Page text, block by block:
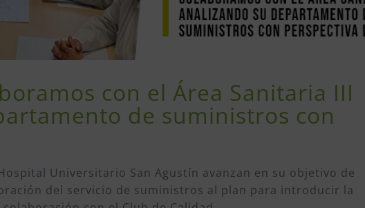
con el Área Sanitaria III
de suministros con
Universitario San Agustín avanzan en su objetivo de
del servicio de suministros al plan para introducir la